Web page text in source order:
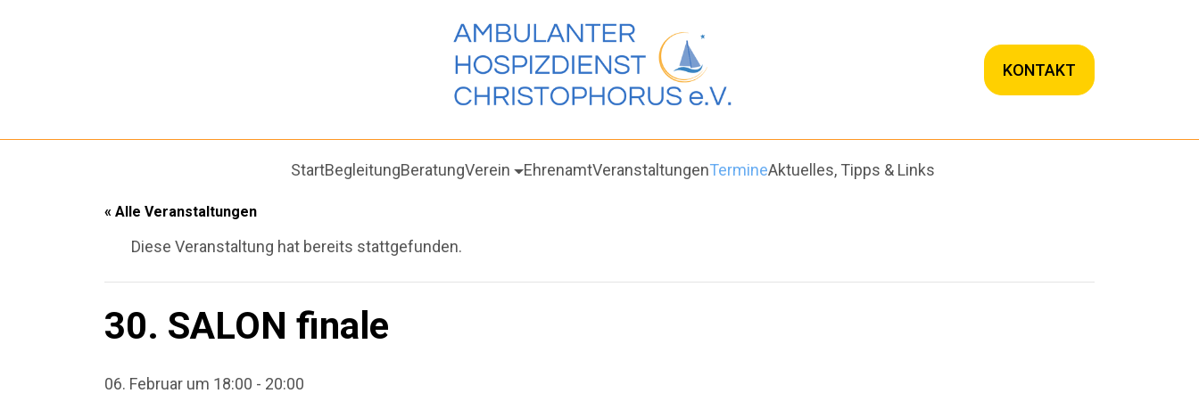
KONTAKT
StartBegleitungBeratungVerein EhrenamtVeranstaltungenTermineAktuelles, Tipps & Links
« Alle Veranstaltungen
Diese Veranstaltung hat bereits stattgefunden.
30. SALON finale
06. Februar um 18:00 - 20:00